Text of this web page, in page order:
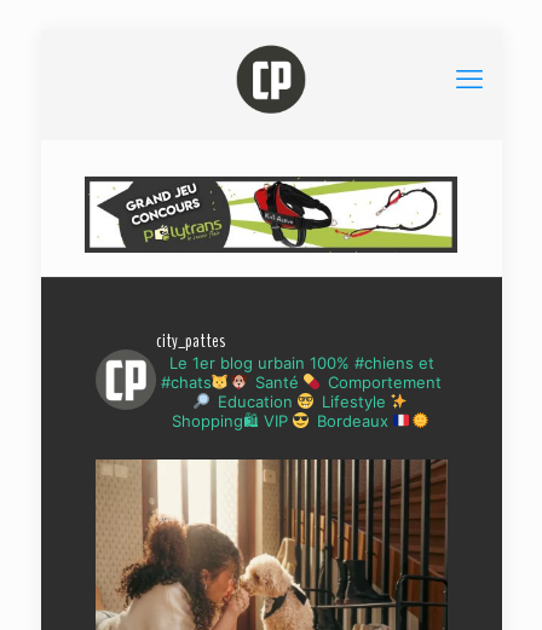
city_pattes
Le 1er blog urbain 100% #chiens et
#chats
Santé
Comportement
Education
Lifestyle
Shopping🛍 VIP
Bordeaux